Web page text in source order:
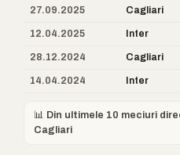
27.09.2025 Cagliari
12.04.2025 Inter
28.12.2024 Cagliari
14.04.2024 Inter
📊 Din ultimele 10 meciuri
Cagliari